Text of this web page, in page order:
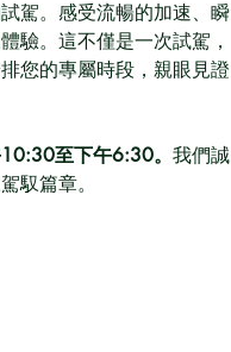
駕。感受流暢的加速、瞬
驗。這不僅是一次試駕，
您的專屬時段，親眼見證
10:30至下午6:30。我們誠
馭篇章。